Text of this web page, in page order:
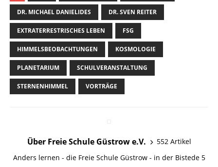
DR. MICHAEL DANIELIDES DR. SVEN REITER
EXTRATERRESTRISCHES LEBEN FSG
HIMMELSBEOBACHTUNGEN KOSMOLOGIE
PLANETARIUM SCHULVERANSTALTUNG
STERNENHIMMEL VORTRÄGE
Über Freie Schule Güstrow e.V.
552 Artikel
Anders lernen - die Freie Schule Güstrow - in der Bistede 5